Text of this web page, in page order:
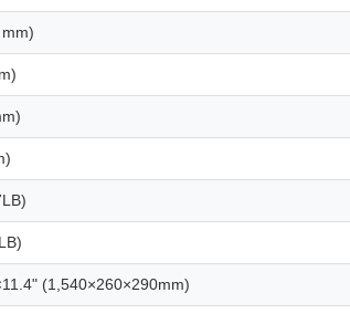
(1,540×260×290mm)